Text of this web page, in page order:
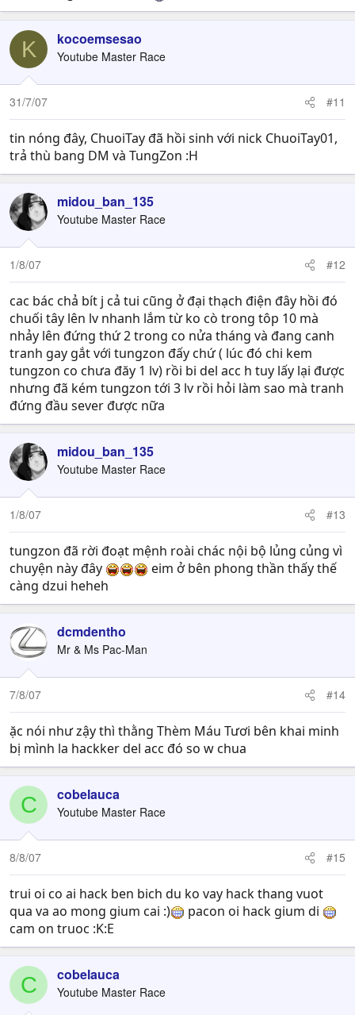
K kocoemsesao
Youtube Master Race
31/7/07 #11
tin nóng đây, ChuoiTay đã hồi sinh với nick ChuoiTay01,
trả thù bang DM và TungZon :H
midou_ban_135
Youtube Master Race
1/8/07 #12
cac bác chả bít j cả tui cũng ở đại thạch điện đây hồi đó
chuối tây lên lv nhanh lắm từ ko cò trong tôp 10 mà
nhảy lên đứng thứ 2 trong co nửa tháng và đang canh
tranh gay gắt với tungzon đấy chứ ( lúc đó chi kem
tungzon co chưa đăy 1 lv) rồi bi del acc h tuy lấy lại được
nhưng đã kém tungzon tới 3 lv rồi hỏi làm sao mà tranh
đứng đầu sever được nữa
midou_ban_135
Youtube Master Race
1/8/07 #13
tungzon đã rời đoạt mệnh roài chác nội bộ lủng củng vì
chuyện này đây
eim ở bên phong thần thấy thế
càng dzui heheh
dcmdentho
Mr & Ms Pac-Man
7/8/07 #14
ặc nói như zậy thì thằng Thèm Máu Tươi bên khai minh
bị mình la hackker del acc đó so w chua
C cobelauca
Youtube Master Race
8/8/07 #15
trui oi co ai hack ben bich du ko vay hack thang vuot
qua va ao mong gium cai :)
pacon oi hack gium di
cam on truoc :K:E
C cobelauca
Youtube Master Race